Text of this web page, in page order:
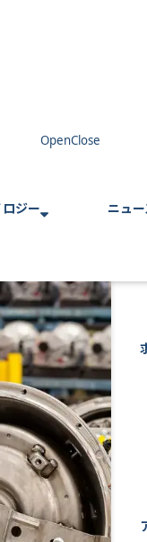
ジー ニュ